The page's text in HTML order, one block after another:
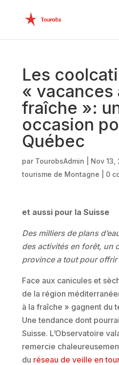
Les
« vacances
fraîche »:
occasion
Québec
par TourobsAdmin Nov 13,
tourisme de Montagne
0
et aussi pour la Suisse
Des milliers de plans
des activités en forêt, un
province a tout pour
Face aux canicules et
de la région
à la fraîche » gagnent du
Une tendance dont
Suisse. L’Observatoire
remercie
du réseau de veille en